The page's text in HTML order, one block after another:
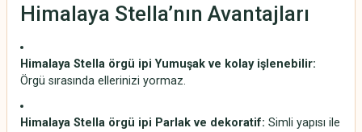
Himalaya Stella’nın Avantajları
Himalaya Stella örgü ipiYumuşak ve kolay işlenebilir:
Örgü sırasında ellerinizi yormaz.
Himalaya Stella örgü ipi Parlak ve dekoratif: Simli yapısı ile